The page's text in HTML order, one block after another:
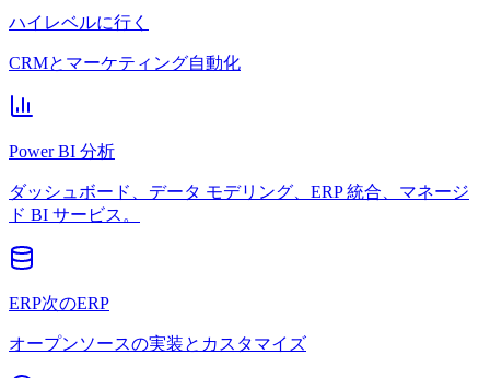
ハイレベルに行く
CRMとマーケティング自動化
Power BI 分析
ダッシュボード、データ モデリング、ERP 統合、マネージ
ド BI サービス。
ERP次のERP
オープンソースの実装とカスタマイズ